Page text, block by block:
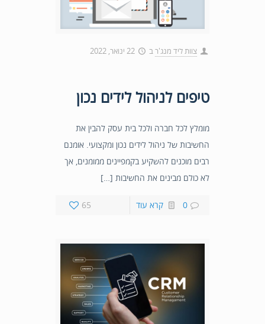
צוות ליד מנג'ר ב 22 ינואר, 2022
טיפים לניהול לידים נכון
מומלץ לכל חברה ולכל בית עסק להבין את
החשיבות של ניהול לידים נכון ומקצועי. אומנם
רבים מוכנים להשקיע בקמפיינים ממומנים, אך
לא כולם מבינים את החשיבות […]
65 0 קרא עוד